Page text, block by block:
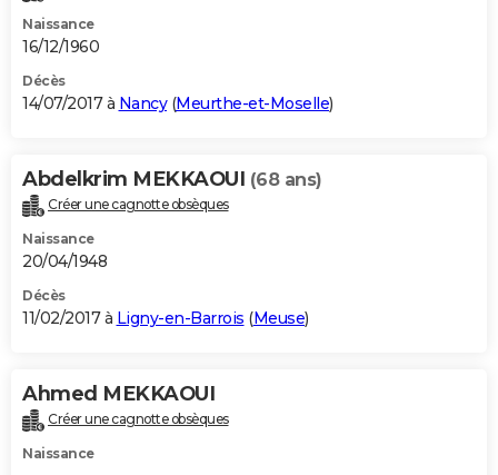
Naissance
16/12/1960
Décès
14/07/2017 à Nancy(Meurthe-et-Moselle)
Abdelkrim MEKKAOUI (68 ans)
Créer une cagnotte obsèques
Naissance
20/04/1948
Décès
11/02/2017 à Ligny-en-Barrois (Meuse)
Ahmed MEKKAOUI
Créer une cagnotte obsèques
Naissance